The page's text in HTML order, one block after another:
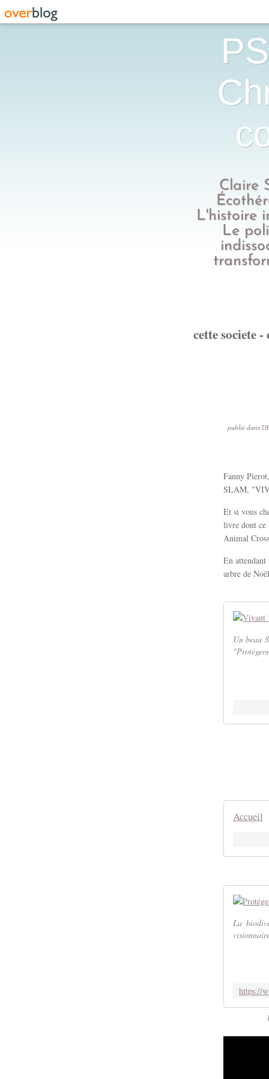
Claire
L'histoire
Le
cette societe
publié dans
Fanny
SLAM,
Et si vous
livre dont ce
Animal
En
arbre de
Un beau
Accueil
La